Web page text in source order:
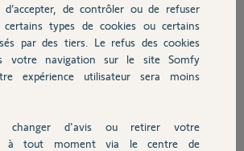
pro
de chauffage io couplée au Tahoma
avec nos radiateurs ? Par exemple, en
chauffage io par radiateur.
les raisons techniques de cette
d’accepter, de contrôler ou de refuser
types de cookies ou certains
par des tiers. Le refus des cookies
votre navigation sur le site Somfy
expérience utilisateur sera moins
changer d'avis ou retirer votre
à tout moment via le centre de